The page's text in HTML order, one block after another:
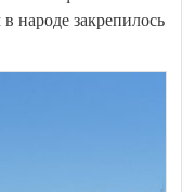
народе закрепилось